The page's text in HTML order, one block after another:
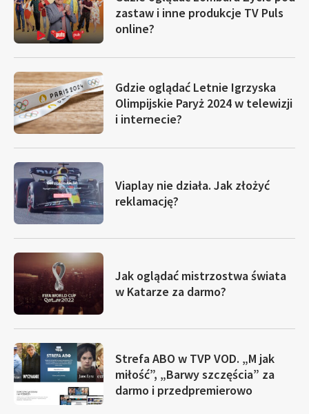
zastaw i inne produkcje TV Puls
online?
Gdzie oglądać Letnie Igrzyska
Olimpijskie Paryż 2024 w telewizji
i internecie?
Viaplay nie działa. Jak złożyć
reklamację?
Jak oglądać mistrzostwa świata
w Katarze za darmo?
Strefa ABO w TVP VOD. „M jak
miłość”, „Barwy szczęścia” za
darmo i przedpremierowo